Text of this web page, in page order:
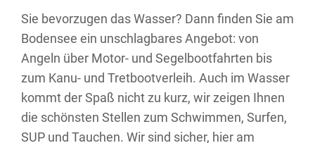
Sie bevorzugen das Wasser? Dann finden Sie am
Bodensee ein unschlagbares Angebot: von
Angeln über Motor- und Segelbootfahrten bis
zum Kanu- und Tretbootverleih. Auch im Wasser
kommt der Spaß nicht zu kurz, wir zeigen Ihnen
die schönsten Stellen zum Schwimmen, Surfen,
SUP und Tauchen. Wir sind sicher, hier am